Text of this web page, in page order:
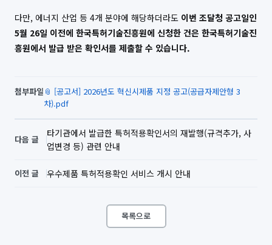
다만, 에너지 산업 등 4개 분야에 해당하더라도 이번 조달청 공고일인
5월 26일 이전에 한국특허기술진흥원에 신청한 건은 한국특허기술진
흥원에서 발급 받은 확인서를 제출할 수 있습니다.
첨부파일 📎 [공고서] 2026년도 혁신시제품 지정 공고(공급자제안형 3
차).pdf
다음 글
타기관에서 발급한 특허적용확인서의 재발행(규격추가, 사
업변경 등) 관련 안내
이전 글 우수제품 특허적용확인 서비스 개시 안내
목록으로